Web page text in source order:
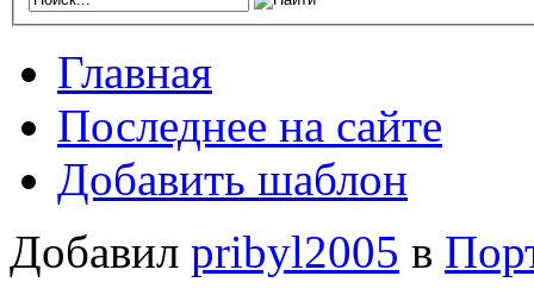
Главная
Последнее на сайте
Добавить шаблон
Добавил pribyl2005 в